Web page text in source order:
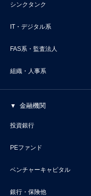
シンクタンク
IT・デジタル系
FAS系・監査法人
組織・人事系
金融機関
投資銀行
PEファンド
ベンチャーキャピタル
銀行・保険他